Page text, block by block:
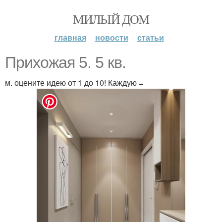
МИЛЫЙ ДОМ
главная новости статьи
Прихожая 5. 5 кв.
м. оцените идею от 1 до 10! Каждую =